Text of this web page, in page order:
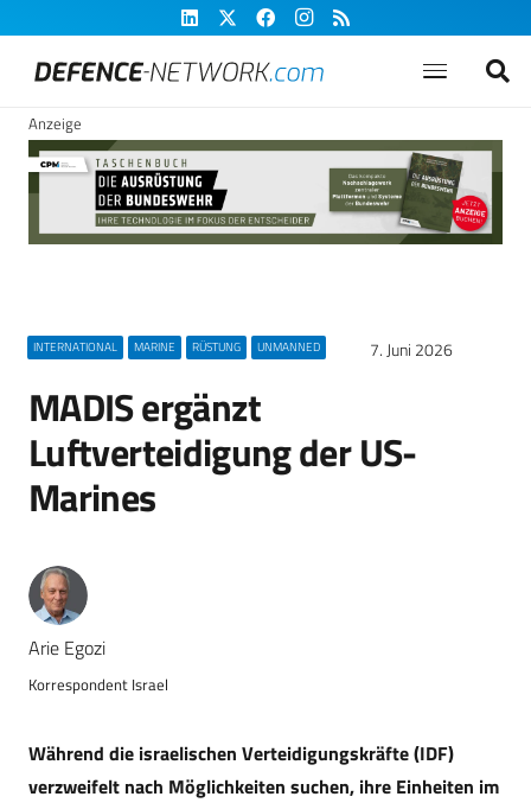
Anzeige
INTERNATIONAL MARINE RÜSTUNG UNMANNED 7. Juni 2026
MADIS ergänzt
Luftverteidigung der US-
Marines
Arie Egozi
Korrespondent Israel
Während die israelischen Verteidigungskräfte (IDF)
verzweifelt nach Möglichkeiten suchen, ihre Einheiten im